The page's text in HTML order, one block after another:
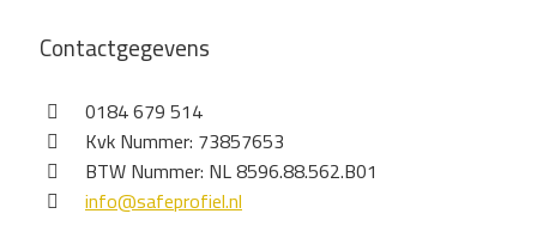
Contactgegevens
0184 679 514
Kvk Nummer: 73857653
BTW Nummer: NL 8596.88.562.B01
info@safeprofiel.nl